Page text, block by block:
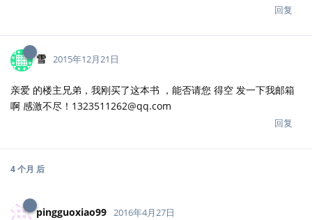
回复
雪 2015年12月21日
亲爱 的楼主兄弟，我刚买了这本书 ，能否请您 得空 发一下我邮箱
啊 感激不尽！1323511262@qq.com
回复
4 个月 后
pingguoxiao99 2016年4月27日